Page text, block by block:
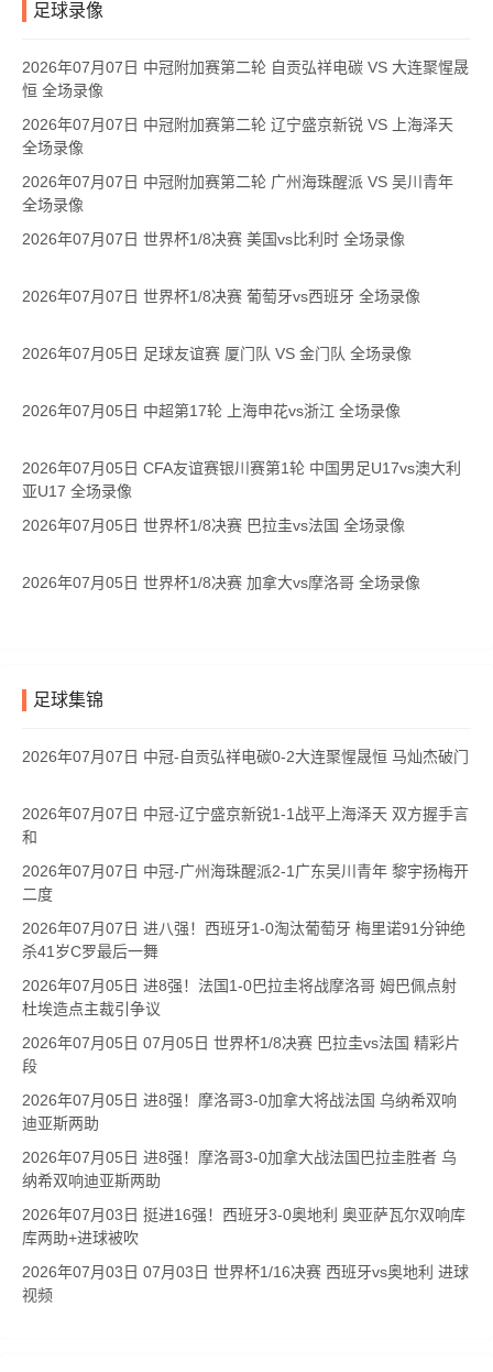
足球录像
2026年07月07日 中冠附加赛第二轮 自贡弘祥电碳 VS 大连聚惺晟
恒 全场录像
2026年07月07日 中冠附加赛第二轮 辽宁盛京新锐 VS 上海泽天
全场录像
2026年07月07日 中冠附加赛第二轮 广州海珠醒派 VS 吴川青年
全场录像
2026年07月07日 世界杯1/8决赛 美国vs比利时 全场录像
2026年07月07日 世界杯1/8决赛 葡萄牙vs西班牙 全场录像
2026年07月05日 足球友谊赛 厦门队 VS 金门队 全场录像
2026年07月05日 中超第17轮 上海申花vs浙江 全场录像
2026年07月05日 CFA友谊赛银川赛第1轮 中国男足U17vs澳大利
亚U17 全场录像
2026年07月05日 世界杯1/8决赛 巴拉圭vs法国 全场录像
2026年07月05日 世界杯1/8决赛 加拿大vs摩洛哥 全场录像
足球集锦
2026年07月07日 中冠-自贡弘祥电碳0-2大连聚惺晟恒 马灿杰破门
2026年07月07日 中冠-辽宁盛京新锐1-1战平上海泽天 双方握手言
和
2026年07月07日 中冠-广州海珠醒派2-1广东吴川青年 黎宇扬梅开
二度
2026年07月07日 进八强！西班牙1-0淘汰葡萄牙 梅里诺91分钟绝
杀41岁C罗最后一舞
2026年07月05日 进8强！法国1-0巴拉圭将战摩洛哥 姆巴佩点射
杜埃造点主裁引争议
2026年07月05日 07月05日 世界杯1/8决赛 巴拉圭vs法国 精彩片
段
2026年07月05日 进8强！摩洛哥3-0加拿大将战法国 乌纳希双响
迪亚斯两助
2026年07月05日 进8强！摩洛哥3-0加拿大战法国巴拉圭胜者 乌
纳希双响迪亚斯两助
2026年07月03日 挺进16强！西班牙3-0奥地利 奥亚萨瓦尔双响库
库两助+进球被吹
2026年07月03日 07月03日 世界杯1/16决赛 西班牙vs奥地利 进球
视频